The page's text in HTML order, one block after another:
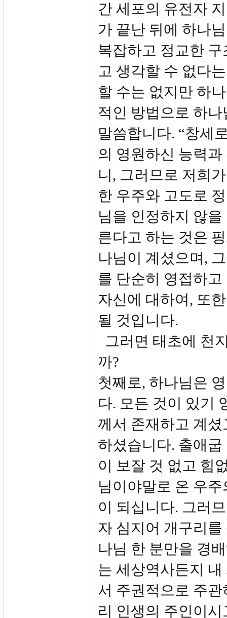
간 세포의 유전자
가 끝난 뒤에 하나
복잡하고 정교한
고 생각할 수 없다
할 수는 없지만 하
적인 방법으로 하
말씀합니다. “창세
의 영원하신 능력
니, 그러므로 저희
한 우주와 고도로
님을 인정하지 않
른다고 하는 것은
나님이 계셨으며,
를 단순히 영접하
자신에 대하여, 또
될 것입니다.
그러면 태초에 천
까?
첫째로, 하나님은
다. 모든 것이 있기
께서 존재하고 계
하셨습니다. 출애
이 보잘 것 없고 힘
님이야말로 온 우
이 되십니다. 그러
자 심지어 개구리
나님 한 분만을 경
는 세상역사든지
서 주권적으로 주
리 인생의 주인이